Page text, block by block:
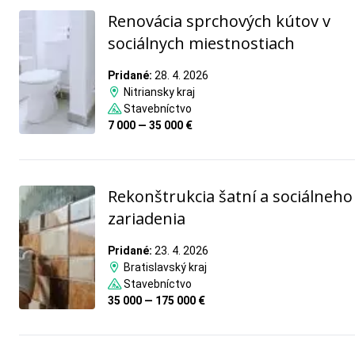
Renovácia sprchových kútov v
sociálnych miestnostiach
Pridané: 28. 4. 2026
Nitriansky kraj
Stavebníctvo
7 000 — 35 000 €
Rekonštrukcia šatní a sociálneho
zariadenia
Pridané: 23. 4. 2026
Bratislavský kraj
Stavebníctvo
35 000 — 175 000 €